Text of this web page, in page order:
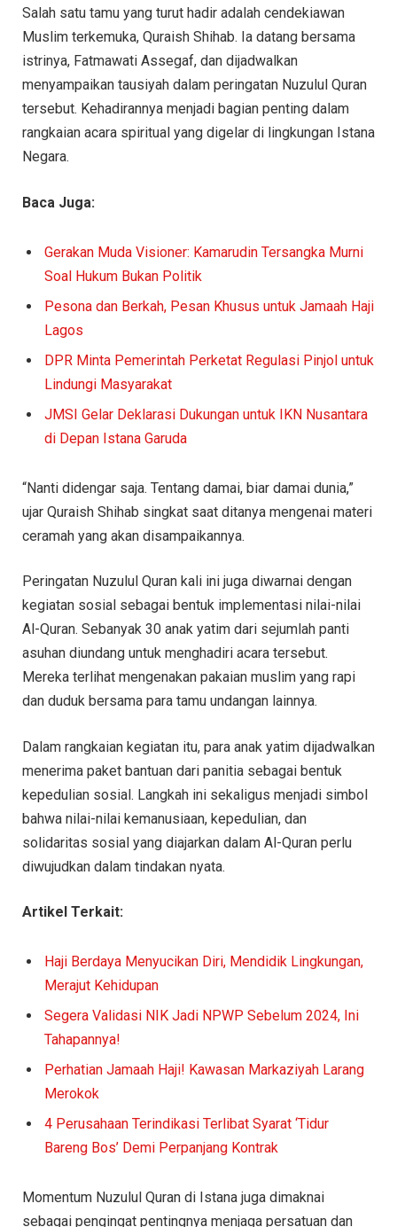
Salah satu tamu yang turut hadir adalah cendekiawan
Muslim terkemuka, Quraish Shihab. Ia datang bersama
istrinya, Fatmawati Assegaf, dan dijadwalkan
menyampaikan tausiyah dalam peringatan Nuzulul Quran
tersebut. Kehadirannya menjadi bagian penting dalam
rangkaian acara spiritual yang digelar di lingkungan Istana
Negara.
Baca Juga:
Gerakan Muda Visioner: Kamarudin Tersangka Murni
Soal Hukum Bukan Politik
Pesona dan Berkah, Pesan Khusus untuk Jamaah Haji
Lagos
DPR Minta Pemerintah Perketat Regulasi Pinjol untuk
Lindungi Masyarakat
JMSI Gelar Deklarasi Dukungan untuk IKN Nusantara
di Depan Istana Garuda
“Nanti didengar saja. Tentang damai, biar damai dunia,”
ujar Quraish Shihab singkat saat ditanya mengenai materi
ceramah yang akan disampaikannya.
Peringatan Nuzulul Quran kali ini juga diwarnai dengan
kegiatan sosial sebagai bentuk implementasi nilai-nilai
Al-Quran. Sebanyak 30 anak yatim dari sejumlah panti
asuhan diundang untuk menghadiri acara tersebut.
Mereka terlihat mengenakan pakaian muslim yang rapi
dan duduk bersama para tamu undangan lainnya.
Dalam rangkaian kegiatan itu, para anak yatim dijadwalkan
menerima paket bantuan dari panitia sebagai bentuk
kepedulian sosial. Langkah ini sekaligus menjadi simbol
bahwa nilai-nilai kemanusiaan, kepedulian, dan
solidaritas sosial yang diajarkan dalam Al-Quran perlu
diwujudkan dalam tindakan nyata.
Artikel Terkait:
Haji Berdaya Menyucikan Diri, Mendidik Lingkungan,
Merajut Kehidupan
Segera Validasi NIK Jadi NPWP Sebelum 2024, Ini
Tahapannya!
Perhatian Jamaah Haji! Kawasan Markaziyah Larang
Merokok
4 Perusahaan Terindikasi Terlibat Syarat ‘Tidur
Bareng Bos’ Demi Perpanjang Kontrak
Momentum Nuzulul Quran di Istana juga dimaknai
sebagai pengingat pentingnya menjaga persatuan dan